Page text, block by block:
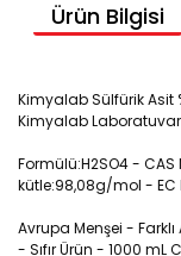
Ürün Bilgisi
Kimyalab Sülfürik Asit
Kimyalab
Formülü:H2SO4 -
kütle:98,08g/mol - EC
Avrupa Menşei -
- Sıfır Ürün - 1000 mL